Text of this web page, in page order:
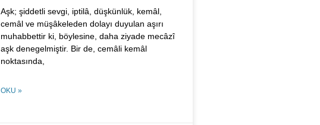
Aşk; şiddetli sevgi, iptilâ, düşkünlük, kemâl,
cemâl ve müşâkeleden dolayı duyulan aşırı
muhabbettir ki, böylesine, daha ziyade mecâzî
aşk denegelmiştir. Bir de, cemâli kemâl
noktasında,
OKU »